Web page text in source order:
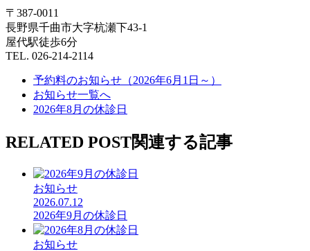
〒387-0011
長野県千曲市大字杭瀬下43-1
屋代駅徒歩6分
TEL. 026-214-2114
予約料のお知らせ（2026年6月1日～）
お知らせ一覧へ
2026年8月の休診日
RELATED POST関連する記事
お知らせ
2026.07.12
2026年9月の休診日
お知らせ